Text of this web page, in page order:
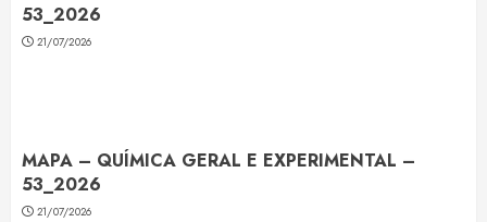
53_2026
21/07/2026
MAPA – QUÍMICA GERAL E EXPERIMENTAL –
53_2026
21/07/2026